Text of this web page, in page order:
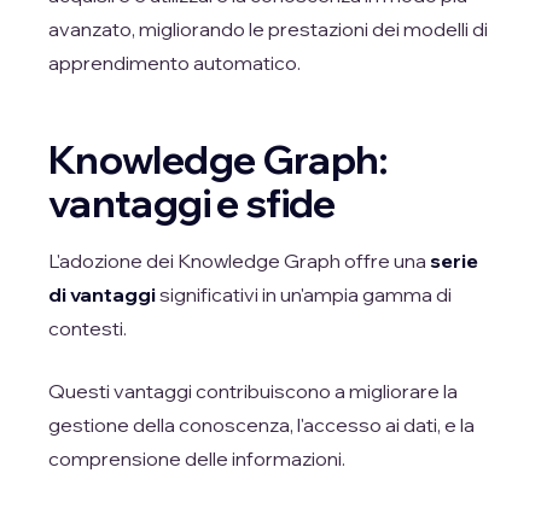
avanzato, migliorando le prestazioni dei modelli di
apprendimento automatico.
Knowledge Graph:
vantaggi e sfide
L'adozione dei Knowledge Graph offre una serie
di vantaggisignificativi in un'ampia gamma di
contesti.
Questi vantaggi contribuiscono a migliorare la
gestione della conoscenza, l'accesso ai dati, e la
comprensione delle informazioni.